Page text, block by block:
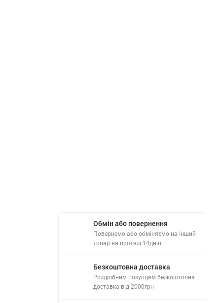
Обмін або повернення
Повернемо або обміняємо на інший
товар на протязі 14днів
Безкоштовна доставка
Роздрібним покупцям безкоштовна
доставка від 2000грн